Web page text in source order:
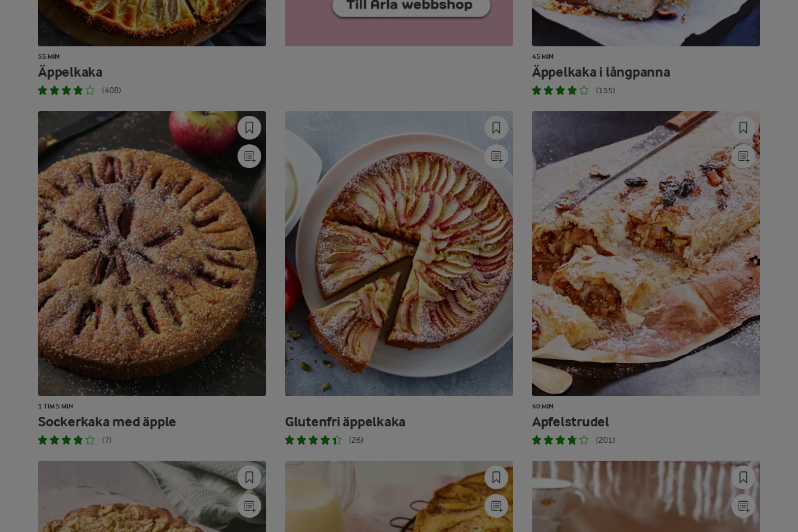
55 MIN
Äppelkaka
(408)
45 MIN
Äppelkaka i långpanna
(155)
1 TIM 5 MIN
Sockerkaka med äpple
(7)
Glutenfri äppelkaka
(26)
40 MIN
Apfelstrudel
(201)